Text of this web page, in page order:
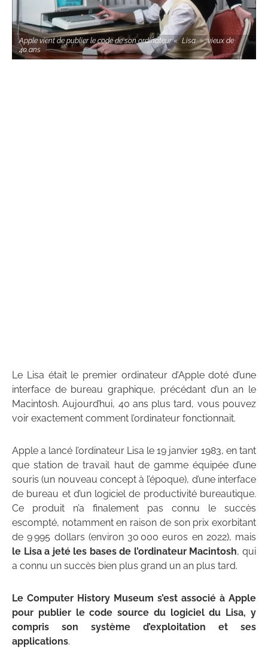
Apple vient de publier le code de son ordinateur « Lisa », vieux de
40 ans
Le Lisa était le premier ordinateur d’Apple doté d’une
interface de bureau graphique, précédant d’un an le
Macintosh. Aujourd’hui, 40 ans plus tard, vous pouvez
voir exactement comment l’ordinateur fonctionnait.
Apple a lancé l’ordinateur Lisa le 19 janvier 1983, en tant
que station de travail haut de gamme équipée d’une
souris (un nouveau concept à l’époque), d’une interface
de bureau et d’un logiciel de productivité bureautique.
Ce produit n’a finalement pas connu le succès
escompté, notamment en raison de son prix exorbitant
de 9 995 dollars (environ 30 000 euros en 2022), mais
le Lisa a jeté les bases de l’ordinateur Macintosh, qui
a connu un succès bien plus grand un an plus tard.
Le Computer History Museum s’est associé à Apple
pour publier le code source du logiciel du Lisa, y
compris son système d’exploitation et ses
applications.